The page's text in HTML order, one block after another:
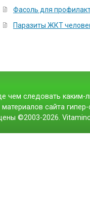
Фасоль для
Паразиты ЖКТ
чем следовать каким-
сайта
©2003-2026.